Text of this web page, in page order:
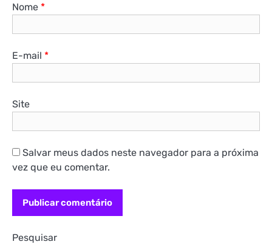
Nome *
E-mail *
Site
Salvar meus dados neste navegador para a próxima
vez que eu comentar.
Pesquisar